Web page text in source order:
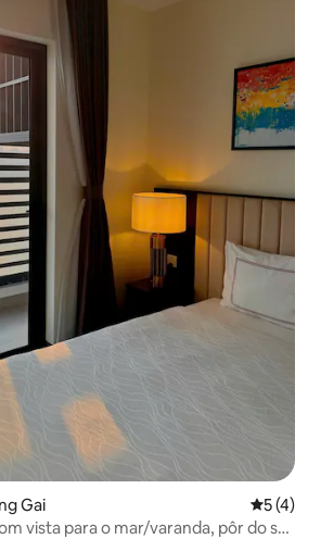
Gai 5 de
5 (4)
vista para o mar/varanda, pôr do sol